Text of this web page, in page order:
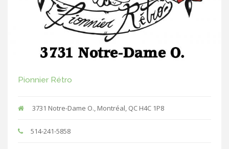
Pionnier Rétro
3731 Notre-Dame O., Montréal, QC H4C 1P8
514-241-5858